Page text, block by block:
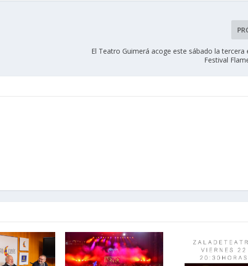
El Teatro Guimerá acoge este sábado la tercera
Festival